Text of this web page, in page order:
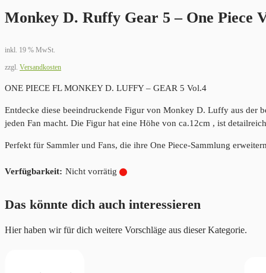
Monkey D. Ruffy Gear 5 – One Piece
inkl. 19 % MwSt.
zzgl. Versandkosten
ONE PIECE FL MONKEY D. LUFFY – GEAR 5 Vol.4
Entdecke diese beeindruckende Figur von Monkey D. Luffy aus der
jeden Fan macht. Die Figur hat eine Höhe von ca.12cm , ist
Perfekt für Sammler und Fans, die ihre One Piece-Sammlung
Nicht vorrätig
Das könnte dich auch interessieren
Hier haben wir für dich weitere Vorschläge aus dieser Kategorie.